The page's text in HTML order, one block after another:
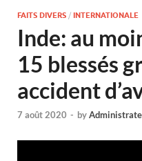
FAITS DIVERS / INTERNATIONALE
Inde: au
15 blessés
accident
7 août 2020 - by